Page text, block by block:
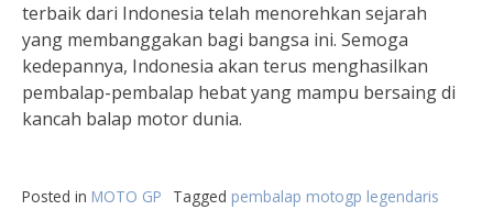
terbaik dari Indonesia telah menorehkan sejarah
yang membanggakan bagi bangsa ini. Semoga
kedepannya, Indonesia akan terus menghasilkan
pembalap-pembalap hebat yang mampu bersaing di
kancah balap motor dunia.
Posted in MOTO GP Tagged pembalap motogp legendaris